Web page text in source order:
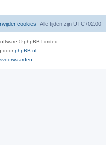
Alle tijden zijn UTC+02:00
cookies
© phpBB Limited
doorphpBB.nl